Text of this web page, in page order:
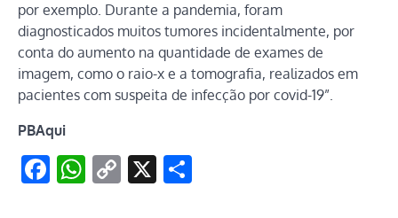
por exemplo. Durante a pandemia, foram
diagnosticados muitos tumores incidentalmente, por
conta do aumento na quantidade de exames de
imagem, como o raio-x e a tomografia, realizados em
pacientes com suspeita de infecção por covid-19”.
PBAqui
Facebook
WhatsApp
Copy
X